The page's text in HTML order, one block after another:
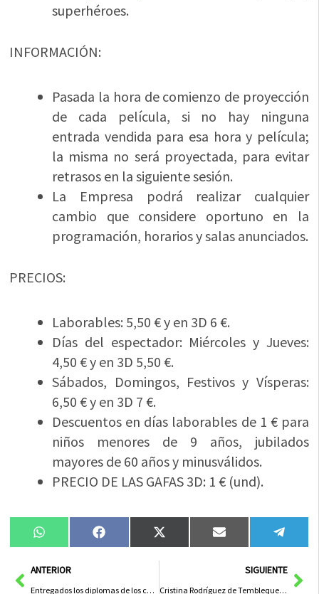
superhéroes.
INFORMACIÓN:
Pasada la hora de comienzo de proyección
de cada película, si no hay ninguna
entrada vendida para esa hora y película;
la misma no será proyectada, para evitar
retrasos en la siguiente sesión.
La Empresa podrá realizar cualquier
cambio que considere oportuno en la
programación, horarios y salas anunciados.
PRECIOS:
Laborables: 5,50 € y en 3D 6 €.
Días del espectador: Miércoles y Jueves:
4,50 € y en 3D 5,50 €.
Sábados, Domingos, Festivos y Vísperas:
6,50 € y en 3D 7 €.
Descuentos en días laborables de 1 € para
niños menores de 9 años, jubilados
mayores de 60 años y minusválidos.
PRECIO DE LAS GAFAS 3D: 1 € (und).
Compartir
en
WhatsAppCompartir
en
FacebookCompartir
en
X
(Twitter)
Compartir
en
Email
en
AntANTERIOR
Entregados los diplomas de los cursos de atención sociosanitaria y alemán
SIGUIENTE
Cristina Rodríguez de Tembleque elegida nueva presidenta del Partido Popular